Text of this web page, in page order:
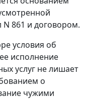
861 и договором.
условия об
исполнение
услуг не лишает
о
чужими